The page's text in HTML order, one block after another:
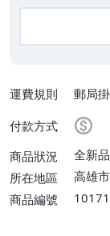
運費規則
郵局
運費】
付款方式
商品狀況
全新品
所在地區
高雄市
商品編號